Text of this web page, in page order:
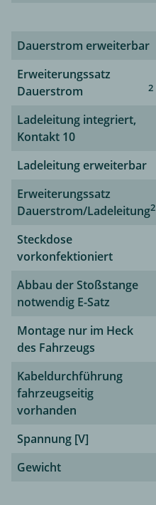
Dauerstrom erweiterbar
Erweiterungssatz
Dauerstrom
2
Ladeleitung integriert,
Kontakt 10
Ladeleitung erweiterbar
Erweiterungssatz
Dauerstrom/Ladeleitung2
Steckdose
vorkonfektioniert
Abbau der Stoßstange
notwendig E-Satz
Montage nur im Heck
des Fahrzeugs
Kabeldurchführung
fahrzeugseitig
vorhanden
Spannung [V]
Gewicht